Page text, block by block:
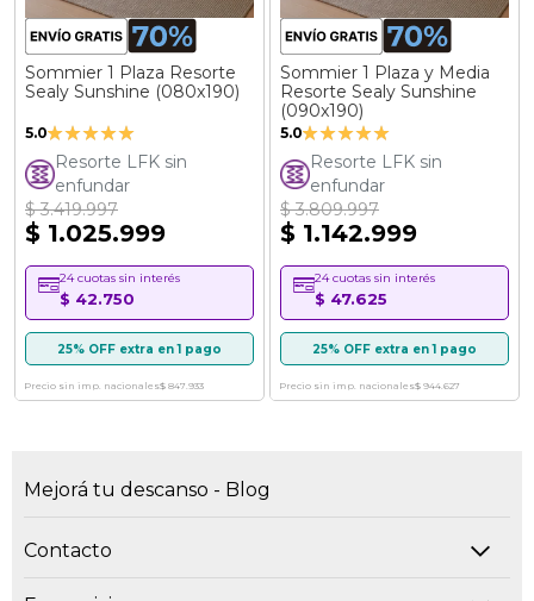
Sommier 1 Plaza Resorte
Sealy Sunshine (080x190)
Valoración:
100%
5.0
Resorte LFK sin
enfundar
$ 3.419.997
$ 1.025.999
24 cuotas sin interés
$ 42.750
25% OFF extra en 1 pago
Precio sin imp. nacionales$ 847.933
Sommier 1 Plaza y Media
Resorte Sealy Sunshine
(090x190)
Valoración:
100%
5.0
Resorte LFK sin
enfundar
$ 3.809.997
$ 1.142.999
24 cuotas sin interés
$ 47.625
25% OFF extra en 1 pago
Precio sin imp. nacionales$ 944.627
Mejorá tu descanso - Blog
Contacto